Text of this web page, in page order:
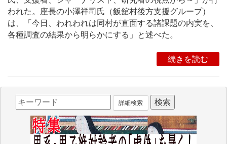
われた。座長の小澤祥司氏（飯舘村後方支援グループ）
は、「今日、われわれは同村が直面する諸課題の内実を、
各種調査の結果から明らかにする」と述べた。
続きを読む
詳細検索